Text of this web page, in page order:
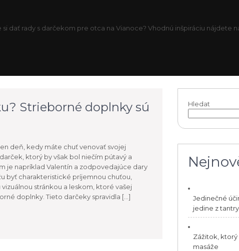
rady s darčekom pre otca na Vianoce? Vhodnú inšpiráciu nájdete
Strieborné doplnky sú
deň, kedy máte chuť venovať svojej
ktorý by však bol niečím pútavý a
je napríklad Valentín a zodpovedajúce dary
byť charakteristické príjemnou chuťou,
stránkou a leskom, ktoré vašej
doplnky. Tieto darčeky spravidla […]
Hledat
Jedinečné
jedine z tantry
Zážitok, ktorý
masáže